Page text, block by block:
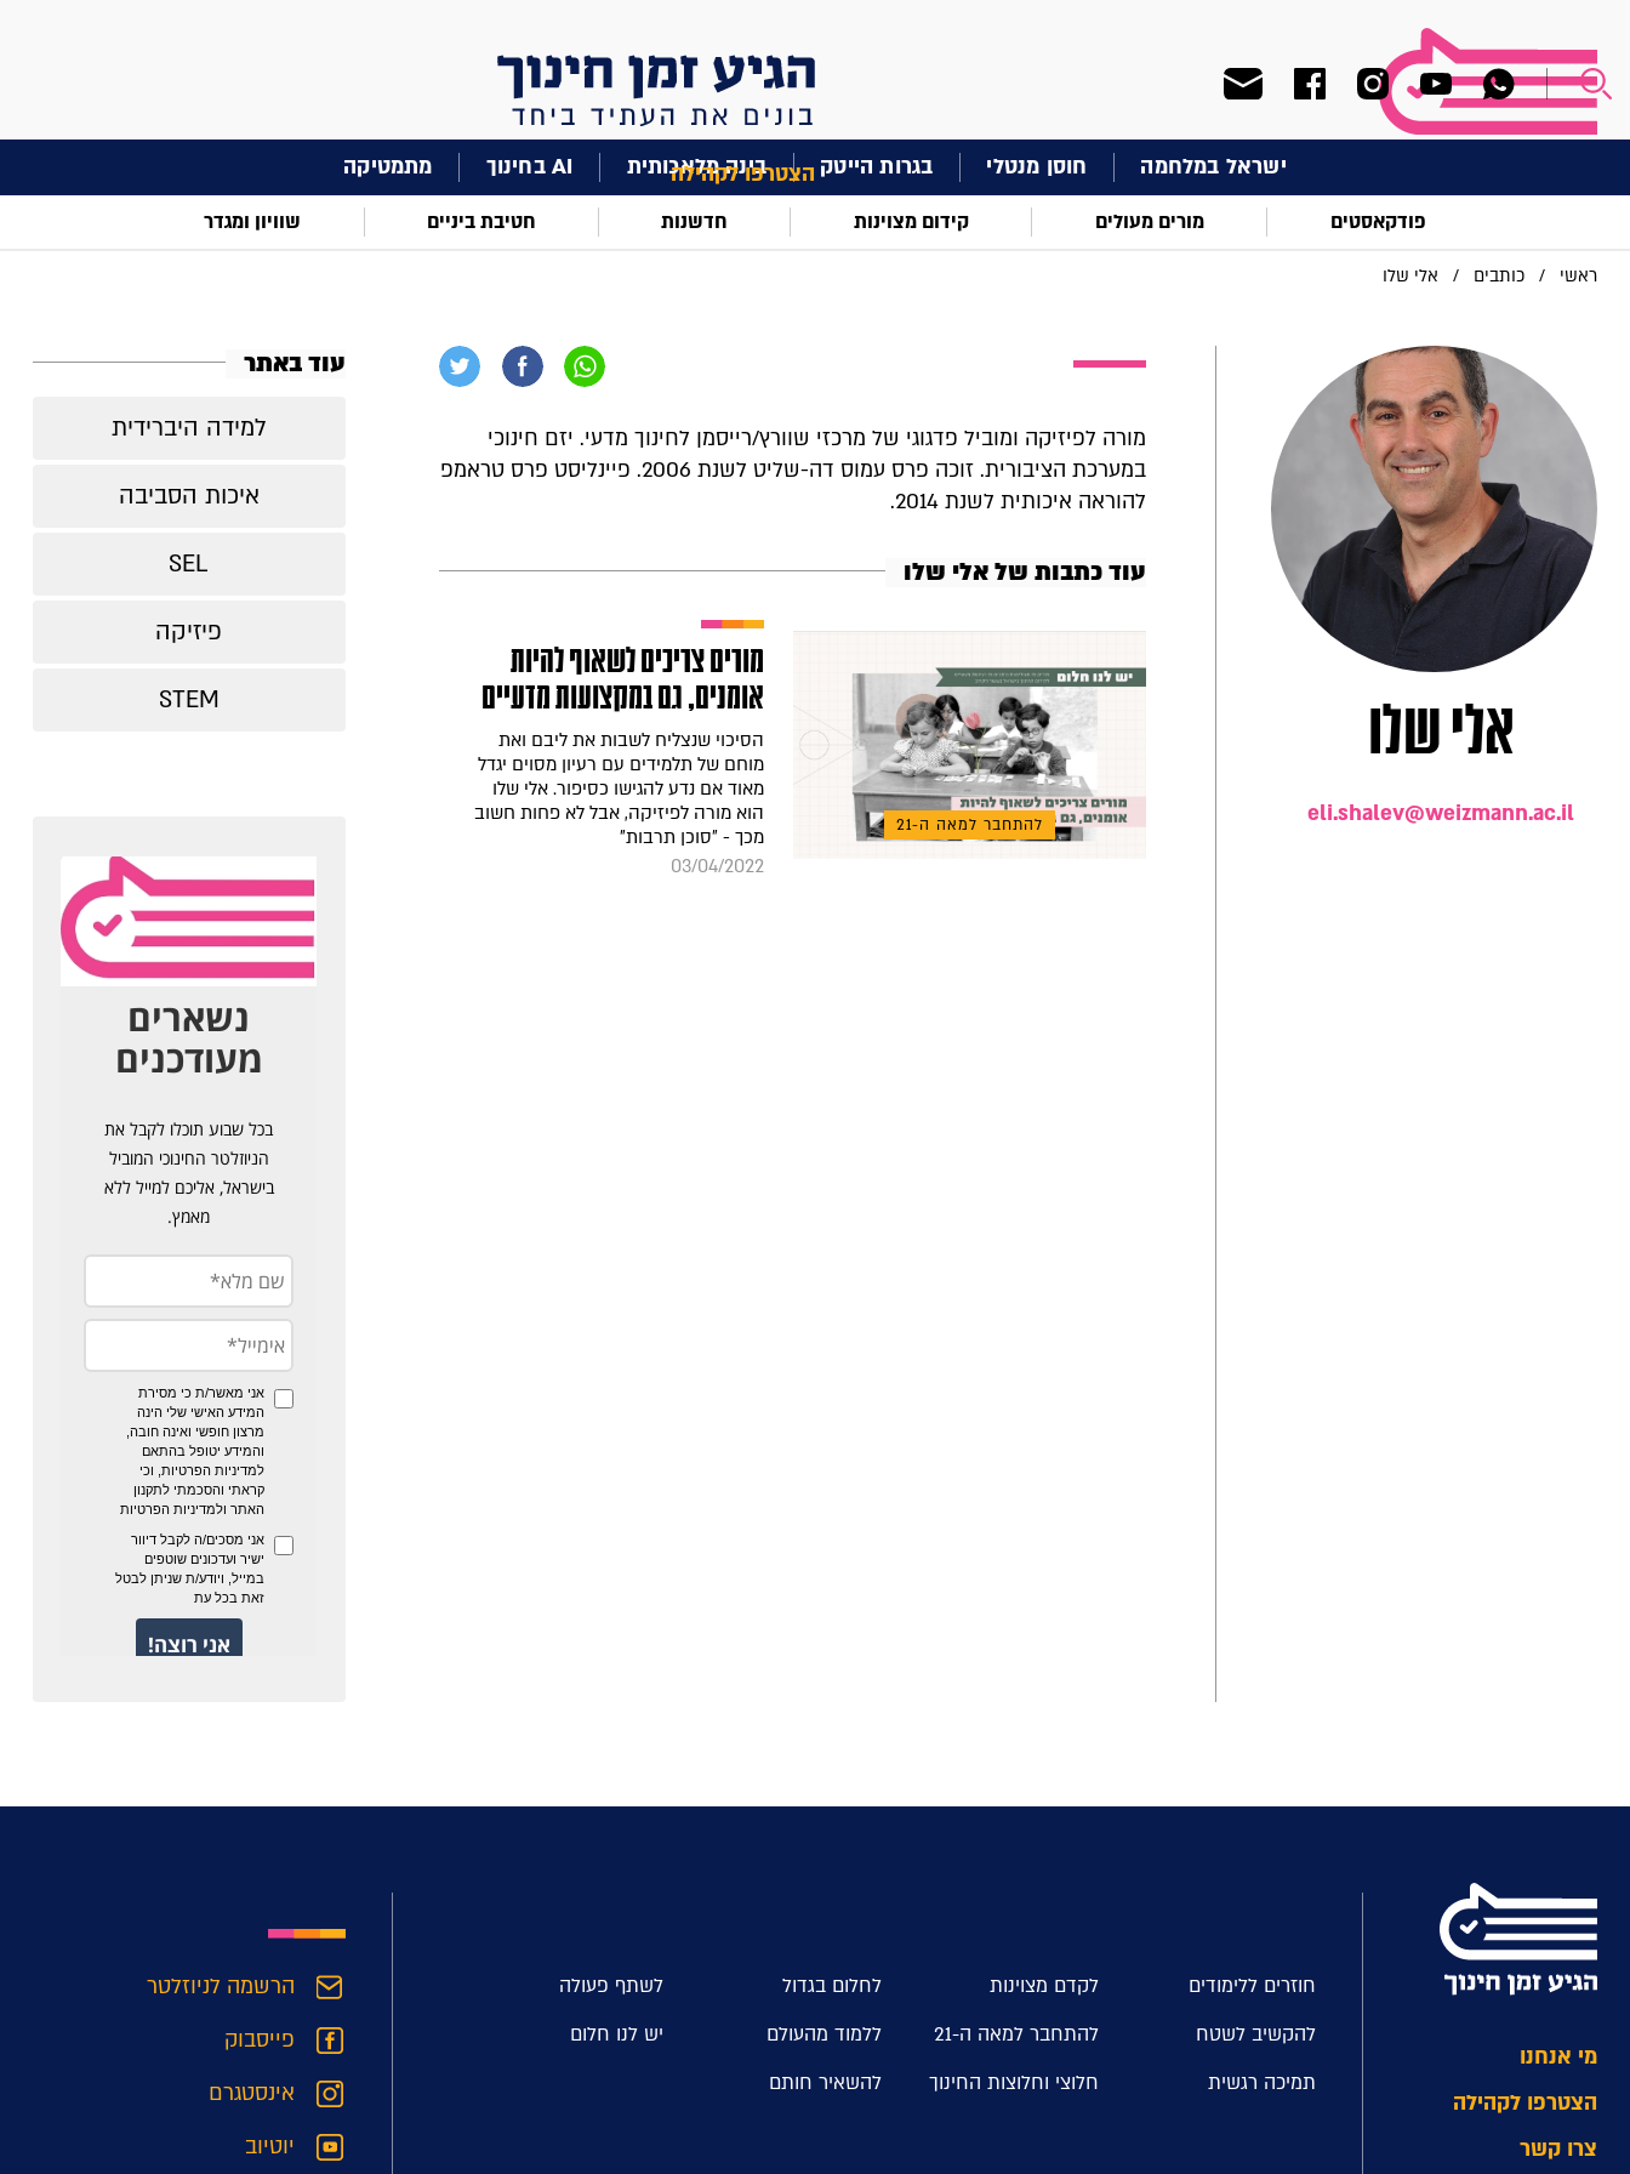
הצטרפו לקהילה ישראל במלחמה חוסן מנטלי בגרות הייטק בינה מלאכותית AI בחינוך מתמטיקה
פודקאסטים מורים מעולים קידום מצוינות חדשנות חטיבת ביניים שוויון ומגדר
ראשי / כותבים / אלי שלו
מורה לפיזיקה ומוביל פדגוגי של מרכזי שוורץ/רייסמן לחינוך מדעי. יזם חינוכי
במערכת הציבורית. זוכה פרס עמוס דה-שליט לשנת 2006. פיינליסט פרס טראמפ
להוראה איכותית לשנת 2014.
עוד כתבות של אלי שלו
להתחבר למאה ה-21
מורים צריכים לשאוף להיות
אומנים, גם במקצועות מדעיים
הסיכוי שנצליח לשבות את ליבם ואת
מוחם של תלמידים עם רעיון מסוים יגדל
מאוד אם נדע להגישו כסיפור. אלי שלו
הוא מורה לפיזיקה, אבל לא פחות חשוב
מכך - "סוכן תרבות"
03/04/2022
אלי שלו
eli.shalev@weizmann.ac.il
עוד באתר
למידה היברידית
איכות הסביבה
SEL
פיזיקה
STEM
מי אנחנו
הצטרפו לקהילה
צרו קשר
חוזרים ללימודים לקדם מצוינות לחלום בגדול
לשתף פעולה
להקשיב לשטח
להתחבר למאה ה-21 ללמוד מהעולם
יש לנו חלום
תמיכה רגשית
חלוצי וחלוצות החינוך להשאיר חותם
הרשמה לניוזלטר
פייסבוק
אינסטגרם
יוטיוב